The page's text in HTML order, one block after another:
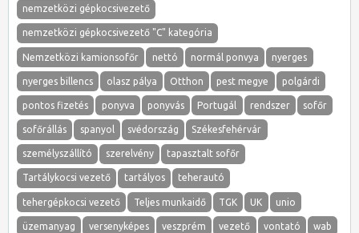
nemzetközi gépkocsivezető
nemzetközi gépkocsivezető "C" kategória
Nemzetközi kamionsofőr nettó normál ponvya nyerges
nyerges billencs olasz pálya Otthon pest megye polgárdi
pontos fizetés ponyva ponyvás Portugál rendszer sofőr
sofőrállás spanyol svédország Székesfehérvár
személyszállító szerelvény tapasztalt sofőr
Tartálykocsi vezető tartályos teherautó
tehergépkocsi vezető Teljes munkaidő TGK UK unio
üzemanyag versenyképes veszprém vezető vontató wab